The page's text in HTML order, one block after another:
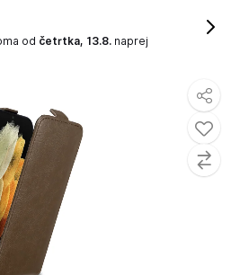
od četrtka, 13.8. naprej